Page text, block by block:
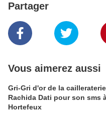
Partager
Vous aimerez aussi
Gri-Gri d'or de la
Rachida Dati pour son sms
Hortefeux